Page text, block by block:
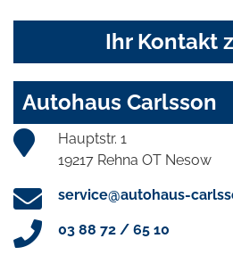
Ihr Kontakt
Autohaus Carlsson
Hauptstr. 1
19217 Rehna OT Nesow
service@autohaus-
03 88 72 / 65 10